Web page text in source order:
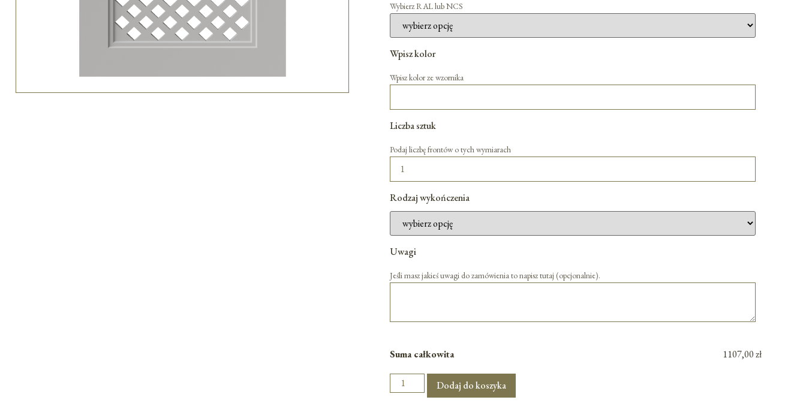
Wybierz RAL lub NCS
Wpisz kolor
Wpisz kolor ze wzornika
Liczba sztuk
Podaj liczbę frontów o tych wymiarach
Rodzaj wykończenia
Uwagi
Jeśli masz jakieś uwagi do zamówienia to napisz tutaj (opcjonalnie).
Suma całkowita 1107,00 zł
Dodaj do koszyka